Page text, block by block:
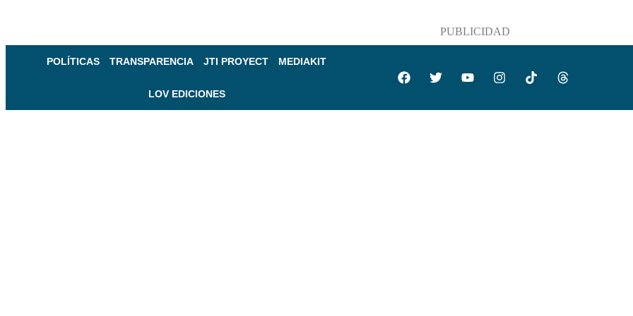
PUBLICIDAD
POLÍTICAS TRANSPARENCIA JTI PROYECT MEDIAKIT
LOV EDICIONES